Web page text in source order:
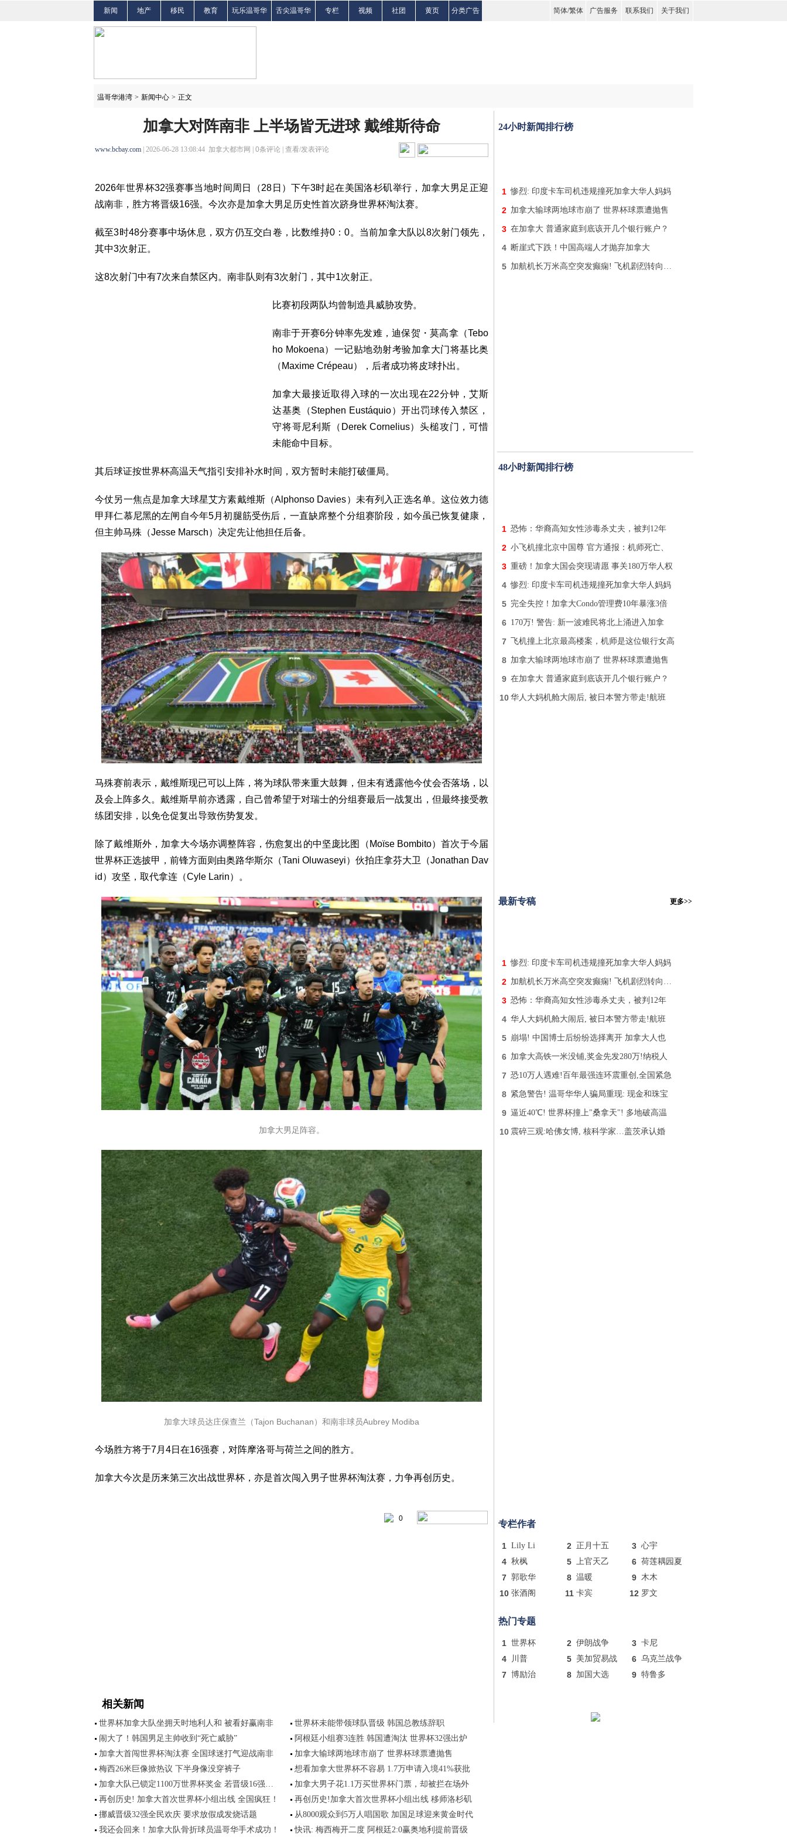
新闻 地产 移民 教育 玩乐温哥华 舌尖温哥华 专栏 视频 社团 黄页 分类广告 简体/繁体 广告服务 联系我们 关于我们
温哥华港湾 > 新闻中心 > 正文
加拿大对阵南非 上半场皆无进球 戴维斯待命
www.bcbay.com | 2026-06-28 13:08:44 加拿大都市网 | 0条评论 | 查看/发表评论
2026年世界杯32强赛事当地时间周日（28日）下午3时起在美国洛杉矶举行，加拿大男足正迎
战南非，胜方将晋级16强。今次亦是加拿大男足历史性首次跻身世界杯淘汰赛。
截至3时48分赛事中场休息，双方仍互交白卷，比数维持0：0。当前加拿大队以8次射门领先，
其中3次射正。
这8次射门中有7次来自禁区内。南非队则有3次射门，其中1次射正。
比赛初段两队均曾制造具威胁攻势。
南非于开赛6分钟率先发难，迪保贺・莫高拿（Tebo
ho Mokoena）一记贴地劲射考验加拿大门将基比奥
（Maxime Crépeau），后者成功将皮球扑出。
加拿大最接近取得入球的一次出现在22分钟，艾斯
达基奥（Stephen Eustáquio）开出罚球传入禁区，
守将哥尼利斯（Derek Cornelius）头槌攻门，可惜
未能命中目标。
其后球证按世界杯高温天气指引安排补水时间，双方暂时未能打破僵局。
今仗另一焦点是加拿大球星艾方素戴维斯（Alphonso Davies）未有列入正选名单。这位效力德
甲拜仁慕尼黑的左闸自今年5月初腿筋受伤后，一直缺席整个分组赛阶段，如今虽已恢复健康，
但主帅马殊（Jesse Marsch）决定先让他担任后备。
马殊赛前表示，戴维斯现已可以上阵，将为球队带来重大鼓舞，但未有透露他今仗会否落场，以
及会上阵多久。戴维斯早前亦透露，自己曾希望于对瑞士的分组赛最后一战复出，但最终接受教
练团安排，以免仓促复出导致伤势复发。
除了戴维斯外，加拿大今场亦调整阵容，伤愈复出的中坚庞比图（Moïse Bombito）首次于今届
世界杯正选披甲，前锋方面则由奥路华斯尔（Tani Oluwaseyi）伙拍庄拿芬大卫（Jonathan Dav
id）攻坚，取代拿连（Cyle Larin）。
加拿大男足阵容。
加拿大球员达庄保查兰（Tajon Buchanan）和南非球员Aubrey Modiba
今场胜方将于7月4日在16强赛，对阵摩洛哥与荷兰之间的胜方。
加拿大今次是历来第三次出战世界杯，亦是首次闯入男子世界杯淘汰赛，力争再创历史。
0
相关新闻
世界杯加拿大队坐拥天时地利人和 被看好赢南非
世界杯未能带领球队晋级 韩国总教练辞职
闹大了！韩国男足主帅收到“死亡威胁”
阿根廷小组赛3连胜 韩国遭淘汰 世界杯32强出炉
加拿大首闯世界杯淘汰赛 全国球迷打气迎战南非
加拿大输球两地球市崩了 世界杯球票遭抛售
梅西26米巨像掀热议 下半身像没穿裤子
想看加拿大世界杯不容易 1.7万申请入境41%获批
加拿大队已锁定1100万世界杯奖金 若晋级16强…
加拿大男子花1.1万买世界杯门票，却被拦在场外
再创历史! 加拿大首次世界杯小组出线 全国疯狂！
再创历史!加拿大首次世界杯小组出线 移师洛杉矶
挪威晋级32强全民欢庆 要求放假成发烧话题
从8000观众到5万人唱国歌 加国足球迎来黄金时代
我还会回来！加拿大队骨折球员温哥华手术成功！
快讯: 梅西梅开二度 阿根廷2:0赢奥地利提前晋级
24小时新闻排行榜
1 惨烈: 印度卡车司机违规撞死加拿大华人妈妈
2 加拿大输球两地球市崩了 世界杯球票遭抛售
3 在加拿大 普通家庭到底该开几个银行账户？
4 断崖式下跌！中国高端人才抛弃加拿大
5 加航机长万米高空突发癫痫! 飞机剧烈转向…
48小时新闻排行榜
1 恐怖：华裔高知女性涉毒杀丈夫，被判12年
2 小飞机撞北京中国尊 官方通报：机师死亡、
3 重磅！加拿大国会突现请愿 事关180万华人权
4 惨烈: 印度卡车司机违规撞死加拿大华人妈妈
5 完全失控！加拿大Condo管理费10年暴涨3倍
6 170万! 警告: 新一波难民将北上涌进入加拿
7 飞机撞上北京最高楼案，机师是这位银行女高
8 加拿大输球两地球市崩了 世界杯球票遭抛售
9 在加拿大 普通家庭到底该开几个银行账户？
10 华人大妈机舱大闹后, 被日本警方带走!航班
最新专稿 更多>>
1 惨烈: 印度卡车司机违规撞死加拿大华人妈妈
2 加航机长万米高空突发癫痫! 飞机剧烈转向…
3 恐怖：华裔高知女性涉毒杀丈夫，被判12年
4 华人大妈机舱大闹后, 被日本警方带走!航班
5 崩塌! 中国博士后纷纷选择离开 加拿大人也
6 加拿大高铁一米没铺,奖金先发280万!纳税人
7 恐10万人遇难!百年最强连环震重创,全国紧急
8 紧急警告! 温哥华华人骗局重现: 现金和珠宝
9 逼近40℃! 世界杯撞上"桑拿天"! 多地破高温
10 震碎三观:哈佛女博, 核科学家…盖茨承认婚
专栏作者
1 Lily Li 2 正月十五 3 心宇
4 秋枫 5 上官天乙 6 荷莲耦园夏
7 郭歌华 8 温暖 9 木木
10 张酒阁 11 卡宾 12 罗文
热门专题
1 世界杯 2 伊朗战争 3 卡尼
4 川普 5 美加贸易战 6 乌克兰战争
7 博励治 8 加国大选 9 特鲁多